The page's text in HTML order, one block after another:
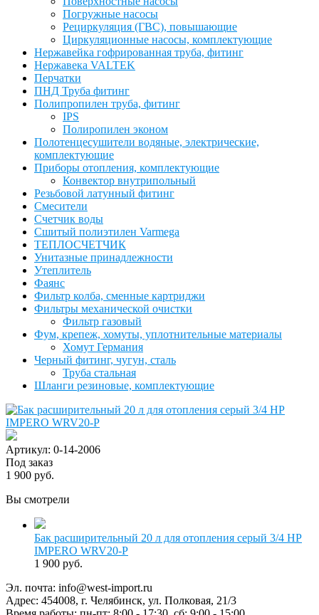
Погружные насосы
Рециркуляция (ГВС), повышающие
Циркуляционные насосы, комплектующие
Нержавейка гофрированная труба, фитинг
Нержавека VALTEK
Перчатки
ПНД Труба фитинг
Полипропилен труба, фитинг
IPS
Полиропилен эконом
Полотенцесушители водяные, электрические,
комплектующие
Приборы отопления, комплектующие
Конвектор внутрипольный
Резьбовой латунный фитинг
Смесители
Счетчик воды
Сшитый полиэтилен Varmega
ТЕПЛОСЧЕТЧИК
Унитазные принадлежности
Утеплитель
Фаянс
Фильтр колба, сменные картриджи
Фильтры механической очистки
Фильтр газовый
Фум, крепеж, хомуты, уплотнительные материалы
Хомут Германия
Черный фитинг, чугун, сталь
Труба стальная
Шланги резиновые, комплектующие
Артикул: 0-14-2006
Под заказ
1 900 руб.
Вы смотрели
Бак расширительный 20 л для отопления серый 3/4 НР
IMPERO WRV20-P
1 900 руб.
Эл. почта: info@west-import.ru
Адрес: 454008, г. Челябинск, ул. Полковая, 21/3